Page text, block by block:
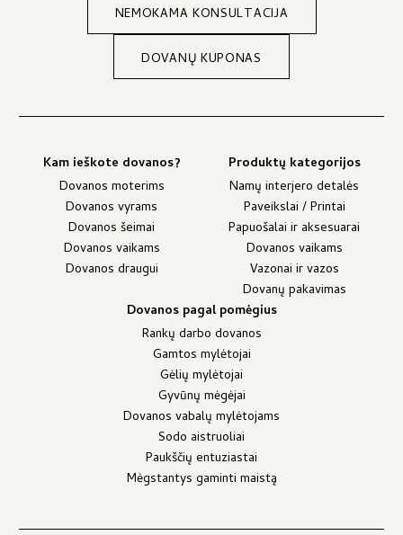
NEMOKAMA KONSULTACIJA
DOVANŲ KUPONAS
Kam ieškote dovanos?
Dovanos moterims
Dovanos vyrams
Dovanos šeimai
Dovanos vaikams
Dovanos draugui
Produktų kategorijos
Namų interjero detalės
Paveikslai / Printai
Papuošalai ir aksesuarai
Dovanos vaikams
Vazonai ir vazos
Dovanų pakavimas
Dovanos pagal pomėgius
Rankų darbo dovanos
Gamtos mylėtojai
Gėlių mylėtojai
Gyvūnų mėgėjai
Dovanos vabalų mylėtojams
Sodo aistruoliai
Paukščių entuziastai
Mėgstantys gaminti maistą